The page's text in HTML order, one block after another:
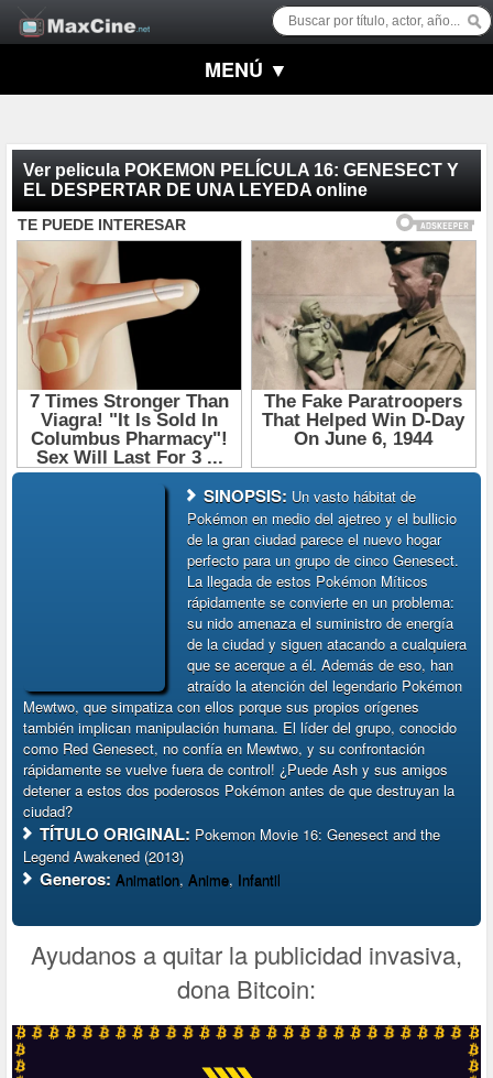
MENÚ ▼
Ver pelicula POKEMON PELÍCULA 16: GENESECT Y
EL DESPERTAR DE UNA LEYEDA online
SINOPSIS: Un vasto hábitat de
Pokémon en medio del ajetreo y el bullicio
de la gran ciudad parece el nuevo hogar
perfecto para un grupo de cinco Genesect.
La llegada de estos Pokémon Míticos
rápidamente se convierte en un problema:
su nido amenaza el suministro de energía
de la ciudad y siguen atacando a cualquiera
que se acerque a él. Además de eso, han
atraído la atención del legendario Pokémon
Mewtwo, que simpatiza con ellos porque sus propios orígenes
también implican manipulación humana. El líder del grupo, conocido
como Red Genesect, no confía en Mewtwo, y su confrontación
rápidamente se vuelve fuera de control! ¿Puede Ash y sus amigos
detener a estos dos poderosos Pokémon antes de que destruyan la
ciudad?
TÍTULO ORIGINAL: Pokemon Movie 16: Genesect and the
Legend Awakened (2013)
Generos:Animation, Anime, Infantil
Ayudanos a quitar la publicidad invasiva,
dona Bitcoin: